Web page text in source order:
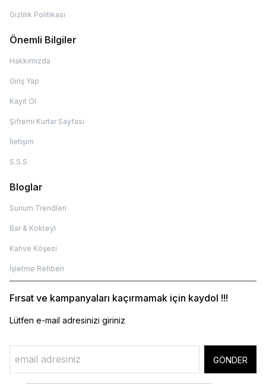
Gizlilik Politikası
Önemli Bilgiler
Hakkımızda
Giriş Yap
Kayıt Ol
Şifremi Kurtar Sayfası
İletişim
S.S.S
Bloglar
Sunum Trendleri
Bar & Kokteyl
Kahve Köşesi
İşletme Rehberi
Fırsat ve kampanyaları kaçırmamak için kaydol !!!
Lütfen e-mail adresinizi giriniz
GÖNDER